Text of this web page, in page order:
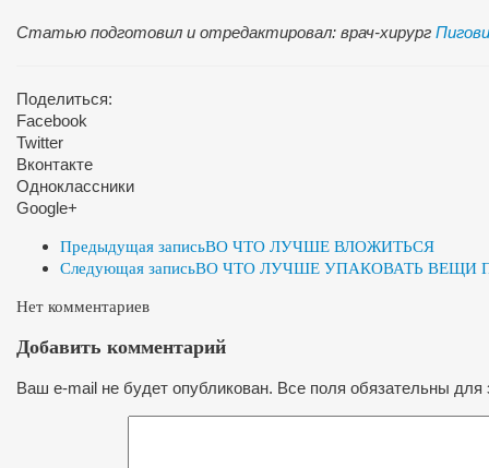
Статью подготовил и отредактировал: врач-хирург
Поделиться:
Facebook
Twitter
Вконтакте
Одноклассники
Google+
Предыдущая записьВО ЧТО ЛУЧШЕ ВЛОЖИТЬСЯ
Следующая записьВО ЧТО ЛУЧШЕ УПАКОВАТЬ ВЕЩИ
Нет комментариев
Добавить комментарий
Ваш e-mail не будет опубликован. Все поля обязательны для